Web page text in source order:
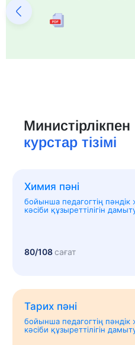
Министірлікпен
курстар тізімі
Химия пәні
бойынша педагогтің пәндік
кәсіби құзыреттілігін
80/108сағат
Тарих пәні
бойынша педагогтің пәндік
кәсіби құзыреттілігін